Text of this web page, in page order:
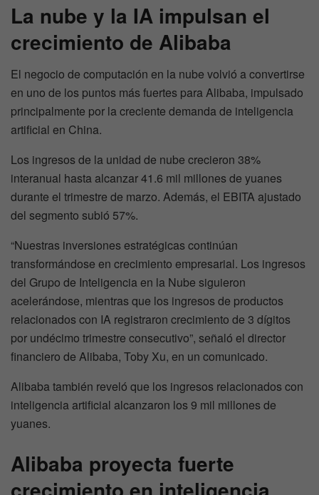
La nube y la IA impulsan el
crecimiento de Alibaba
El negocio de computación en la nube volvió a convertirse
en uno de los puntos más fuertes para Alibaba, impulsado
principalmente por la creciente demanda de inteligencia
artificial en China.
Los ingresos de la unidad de nube crecieron 38%
interanual hasta alcanzar 41.6 mil millones de yuanes
durante el trimestre de marzo. Además, el EBITA ajustado
del segmento subió 57%.
“Nuestras inversiones estratégicas continúan
transformándose en crecimiento empresarial. Los ingresos
del Grupo de Inteligencia en la Nube siguieron
acelerándose, mientras que los ingresos de productos
relacionados con IA registraron crecimiento de 3 dígitos
por undécimo trimestre consecutivo”, señaló el director
financiero de Alibaba, Toby Xu, en un comunicado.
Alibaba también reveló que los ingresos relacionados con
inteligencia artificial alcanzaron los 9 mil millones de
yuanes.
Alibaba proyecta fuerte